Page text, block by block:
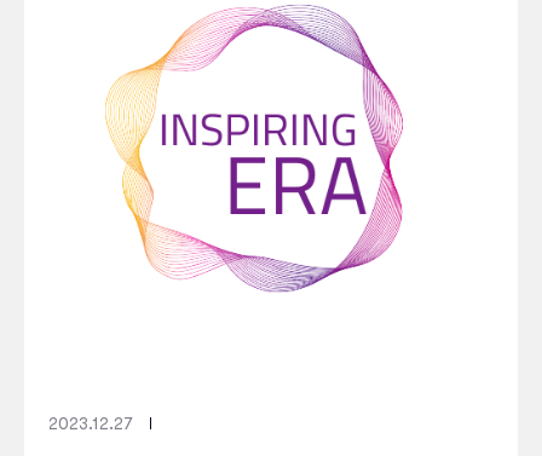
2023.12.27